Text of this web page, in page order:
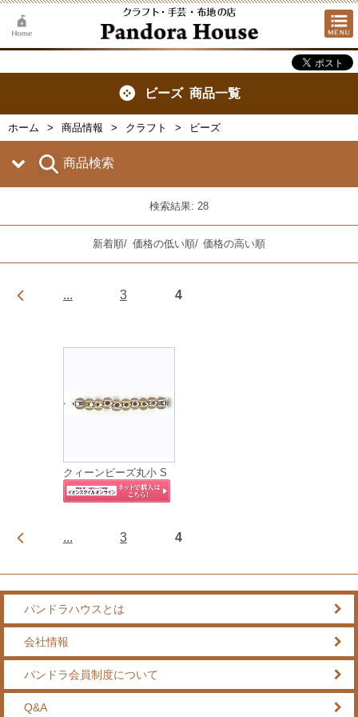
ビーズ 商品一覧
ホーム 商品情報 クラフト ビーズ
商品検索
検索結果: 28
新着順/ 価格の低い順/ 価格の高い順
... 3 4
クィーンビーズ丸小 S
... 3 4
パンドラハウスとは
会社情報
パンドラ会員制度について
Q&A